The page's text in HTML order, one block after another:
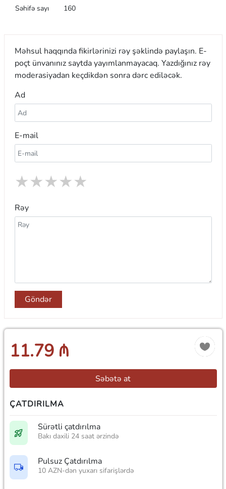
Səhifə sayı 160
Məhsul haqqında fikirlərinizi rəy şəklində paylaşın. E-
poçt ünvanınız saytda yayımlanmayacaq. Yazdığınız rəy
moderasiyadan keçdikdən sonra dərc ediləcək.
Ad
E-mail
★
★
★
★
★
Rəy
Göndər
11.79 ₼
Səbətə at
ÇATDIRILMA
Sürətli çatdırılma
Bakı daxili 24 saat ərzində
Pulsuz Çatdırılma
10 AZN-dən yuxarı sifarişlərdə